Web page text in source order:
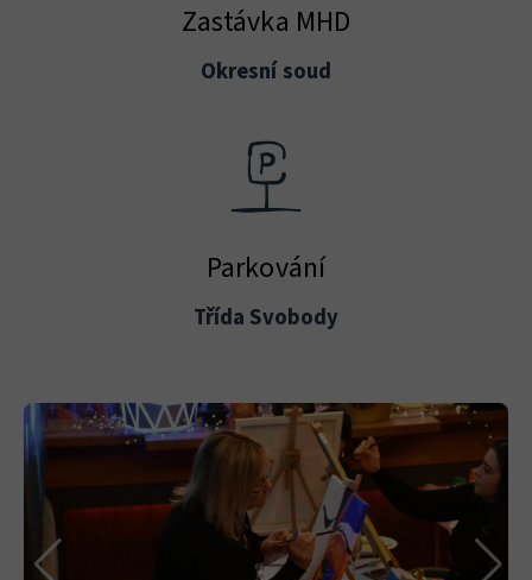
Zastávka MHD
Okresní soud
Parkování
Třída Svobody